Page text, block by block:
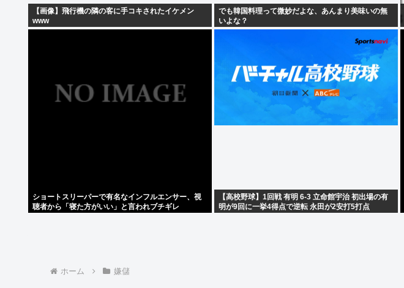
【画像】飛行機の隣の客に手コキされたイケメン
www
でも韓国料理って微妙だよな、あんまり美味いの無
いよな？
ショートスリーパーで有名なインフルエンサー、視
聴者から「寝た方がいい」と言われブチギレ
【高校野球】1回戦 有明 6-3 立命館宇治 初出場の有
明が9回に一挙4得点で逆転 永田が2安打5打点
ホーム 嫌儲